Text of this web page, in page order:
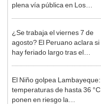
plena vía pública en Los
¿Se trabaja el viernes 7 de
agosto? El Peruano aclara si
hay feriado largo tras el
El Niño golpea Lambayeque:
temperaturas de hasta 36 °C
ponen en riesgo la